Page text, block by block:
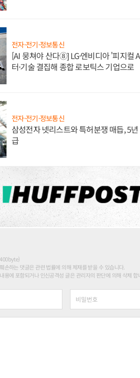
전자·전기·정보통신
[AI 뭉쳐야 산다⑧] LG·엔비디아 '피지컬
터·기술 결집해 종합 로보틱스 기업으로
전자·전기·정보통신
삼성전자 넷리스트와 특허분쟁 매듭, 5
급
손하는 댓글은 관련 법률에 의해 제재를 받을 수 있습니다.
용에 포함되거나 인신공격성 글은 관리자의 판단에 의해 삭제 합